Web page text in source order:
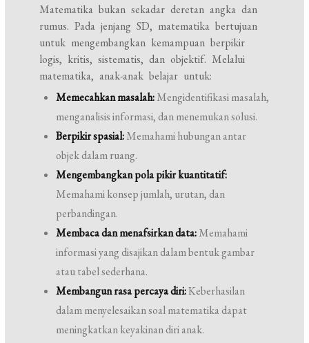
Matematika bukan sekadar deretan angka dan
rumus. Pada jenjang SD, matematika bertujuan
untuk mengembangkan kemampuan berpikir
logis, kritis, sistematis, dan objektif. Melalui
matematika, anak-anak belajar untuk:
Memecahkan masalah:Mengidentifikasi masalah,
menganalisis informasi, dan menemukan solusi.
Berpikir spasial:Memahami hubungan antar
objek dalam ruang.
Mengembangkan pola pikir kuantitatif:
Memahami konsep jumlah, urutan, dan
perbandingan.
Membaca dan menafsirkan data:Memahami
informasi yang disajikan dalam bentuk gambar
atau tabel sederhana.
Membangun rasa percaya diri:Keberhasilan
dalam menyelesaikan soal matematika dapat
meningkatkan keyakinan diri anak.